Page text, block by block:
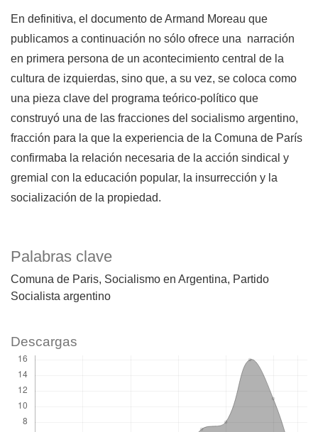
Palabras clave
Comuna de Paris Socialismo en Argentina
Partido
Socialista argentino
En definitiva, el documento de Armand Moreau que
publicamos a continuación no sólo ofrece una narración
en primera persona de un acontecimiento central de la
cultura de izquierdas, sino que, a su vez, se coloca como
una pieza clave del programa teórico-político que
construyó una de las fracciones del socialismo argentino,
fracción para la que la experiencia de la Comuna de París
confirmaba la relación necesaria de la acción sindical y
gremial con la educación popular, la insurrección y la
socialización de la propiedad.
Descargas